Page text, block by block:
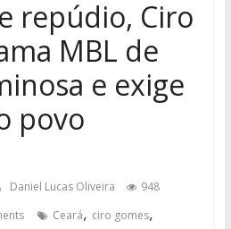
repúdio, Ciro
MBL de
e exige
povo
Daniel Lucas Oliveira
948
Ceará, ciro gomes,